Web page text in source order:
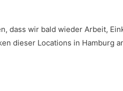
dass wir bald wie­der Arbeit,
die­ser Loca­ti­ons in